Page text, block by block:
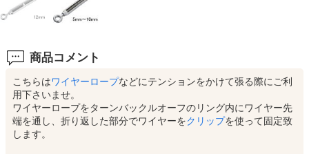
商品コメント
こちらはワイヤーロープなどにテンションをかけて張る際にご利
用下さいませ。
ワイヤーロープをターンバックルオーフのリング内にワイヤー先
端を通し、折り返した部分でワイヤーをクリップを使って固定致
します。